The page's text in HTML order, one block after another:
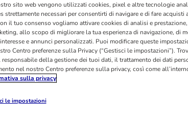
sito web vengono utilizzati cookies, pixel e altre tecnologie
strettamente necessari per consentirti di navigare e di fare acquisti
il tuo consenso vogliamo attivare cookies di analisi e
allo scopo di migliorare la tua esperienza di navigazione, di
e annunci personalizzati. Puoi modificare queste
Centro preferenze sulla Privacy (“Gestisci le impostazioni”).
responsabile della gestione dei tuoi dati, il trattamento dei dati
nel nostro Centro preferenze sulla privacy, così come
sulla privacy
le impostazioni